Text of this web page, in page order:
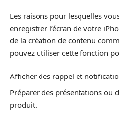
Les raisons pour lesquelles
enregistrer l’écran de votre
de la création de contenu
pouvez utiliser cette fonction
Afficher des rappel et
Préparer des présentations ou
produit.